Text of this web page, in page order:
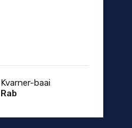
Kvarner-baai
Rab